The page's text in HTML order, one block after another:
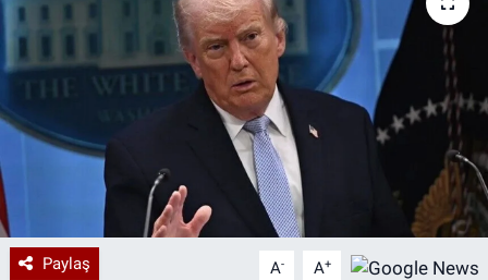
Paylaş A- A+
Kadın
Erişim Bilgileri
Sağlık
Teknoloji
Ramazan